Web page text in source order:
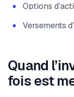
Options
Versements
Quand
fois est